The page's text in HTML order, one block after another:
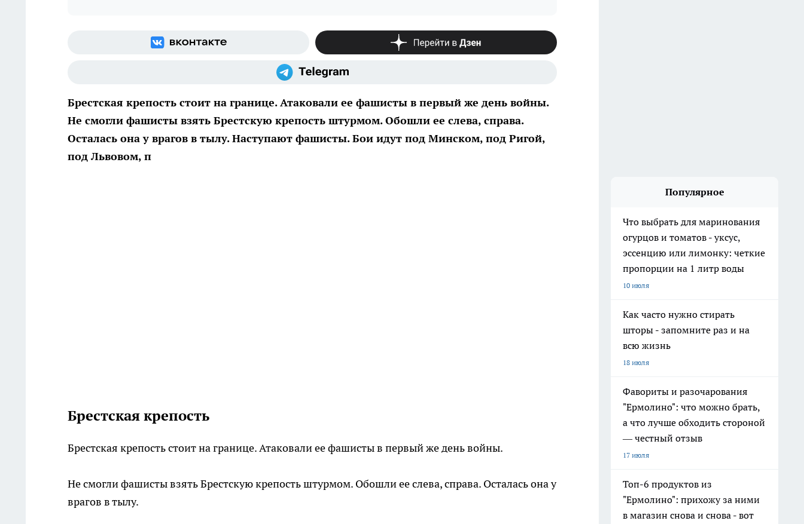
Брестская крепость стоит на границе. Атаковали ее фашисты в первый же день войны.
Не смогли фашисты взять Брестскую крепость штурмом. Обошли ее слева, справа.
Осталась она у врагов в тылу. Наступают фашисты. Бои идут под Минском, под Ригой,
под Львовом, п
Брестская крепость
Брестская крепость стоит на границе. Атаковали ее фашисты в первый же день войны.
Не смогли фашисты взять Брестскую крепость штурмом. Обошли ее слева, справа. Осталась она у
врагов в тылу.
Популярное
Что выбрать для маринования
огурцов и томатов - уксус,
эссенцию или лимонку: четкие
пропорции на 1 литр воды
10 июля
Как часто нужно стирать
шторы - запомните раз и на
всю жизнь
18 июля
Фавориты и разочарования
"Ермолино": что можно брать,
а что лучше обходить стороной
— честный отзыв
17 июля
Топ-6 продуктов из
"Ермолино": прихожу за ними
в магазин снова и снова - вот